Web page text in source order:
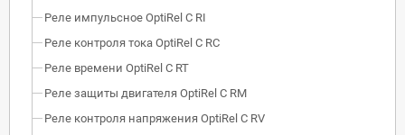
Реле импульсное OptiRel C RI
Реле контроля тока OptiRel С RС
Реле времени OptiRel С RT
Реле защиты двигателя OptiRel С RM
Реле контроля напряжения OptiRel C RV